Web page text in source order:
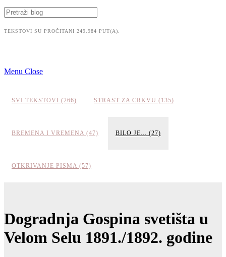
TEKSTOVI SU PROČITANI 249.984 PUT(A).
Menu Close
SVI TEKSTOVI (266) STRAST ZA CRKVU (135)
BREMENA I VREMENA (47) BILO JE... (27)
OTKRIVANJE PISMA (57)
Dogradnja Gospina svetišta u
Velom Selu 1891./1892. godine